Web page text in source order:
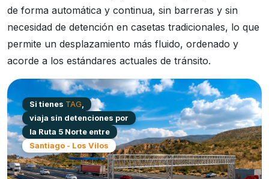
de forma automática y continua, sin barreras y sin
necesidad de detención en casetas tradicionales, lo que
permite un desplazamiento más fluido, ordenado y
acorde a los estándares actuales de tránsito.
Si tienes TAG,
viaja sin detenciones por
la Ruta 5 Norte entre
Santiago - Los Vilos